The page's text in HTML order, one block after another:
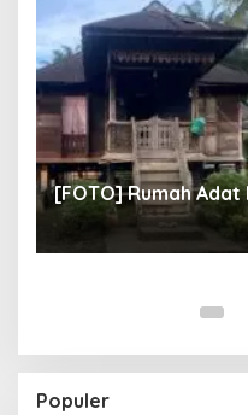
[FOTO] Rumah Adat
Populer